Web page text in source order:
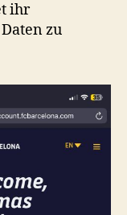
ihr
zu